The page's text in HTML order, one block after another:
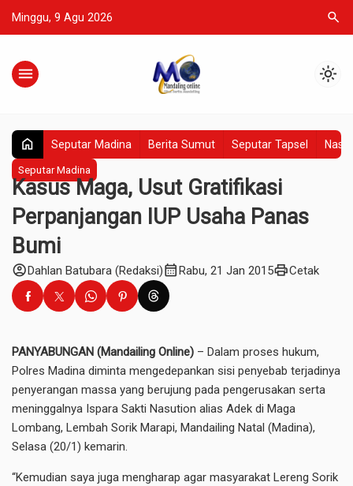
Minggu, 9 Agu 2026 search
menu light_mode
home Seputar Madina Berita Sumut Seputar Tapsel
Seputar Madina
Kasus Maga, Usut Gratifikasi
Perpanjangan IUP Usaha Panas
Bumi
account_circleDahlan Batubara (Redaksi)calendar_monthRabu, 21 Jan 2015printCetak
PANYABUNGAN (Mandailing Online) – Dalam proses hukum,
Polres Madina diminta mengedepankan sisi penyebab terjadinya
penyerangan massa yang berujung pada pengerusakan serta
meninggalnya Ispara Sakti Nasution alias Adek di Maga
Lombang, Lembah Sorik Marapi, Mandailing Natal (Madina),
Selasa (20/1) kemarin.
“Kemudian saya juga mengharap agar masyarakat Lereng Sorik